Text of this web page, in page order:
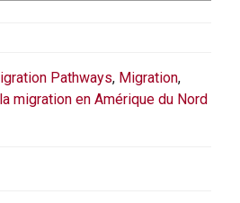
Pathways, Migration,
migration en Amérique du Nord